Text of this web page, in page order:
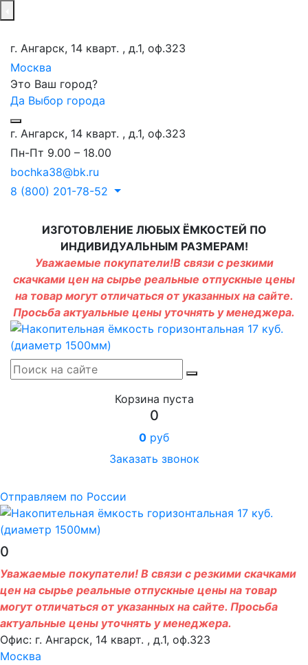
г. Ангарск, 14 кварт. , д.1, оф.323
Москва
Это Ваш город?
Да Выбор города
г. Ангарск, 14 кварт. , д.1, оф.323
Пн-Пт 9.00 – 18.00
bochka38@bk.ru
8 (800) 201-78-52
ИЗГОТОВЛЕНИЕ ЛЮБЫХ ЁМКОСТЕЙ ПО
ИНДИВИДУАЛЬНЫМ РАЗМЕРАМ!
Уважаемые покупатели!В связи с резкими
скачками цен на сырье реальные отпускные цены
на товар могут отличаться от указанных на сайте.
Просьба актуальные цены уточнять у менеджера.
Корзина пуста
0
0 руб
Заказать звонок
Отправляем по России
0
Уважаемые покупатели! В связи с резкими скачками
цен на сырье реальные отпускные цены на товар
могут отличаться от указанных на сайте. Просьба
актуальные цены уточнять у менеджера.
Офис: г. Ангарск, 14 кварт. , д.1, оф.323
Москва